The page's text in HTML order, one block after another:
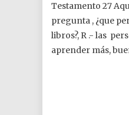
Testamento 27
pregunta , ¿que
libros?, R .- las
aprender más,